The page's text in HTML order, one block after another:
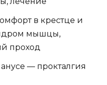
в крестце и
мышцы,
проход
— прокталгия